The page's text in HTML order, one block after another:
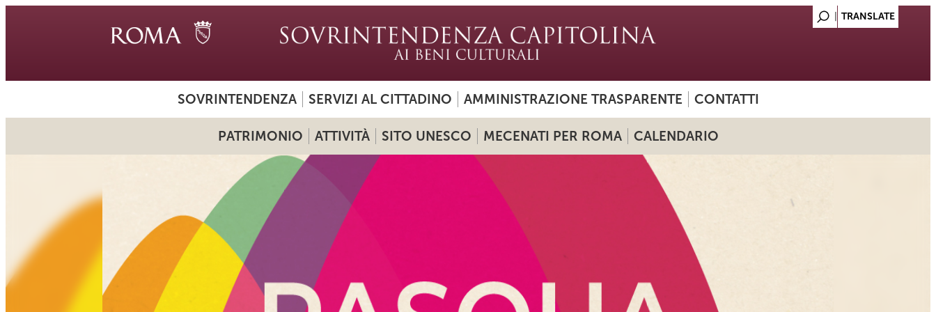
SOVRINTENDENZA SERVIZI AL CITTADINO AMMINISTRAZIONE TRASPARENTE CONTATTI
PATRIMONIO ATTIVITÀ SITO UNESCO MECENATI PER ROMA CALENDARIO